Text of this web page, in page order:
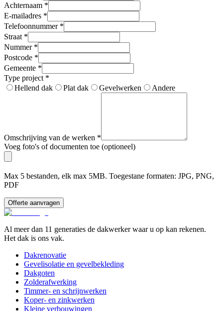
Achternaam *
E-mailadres *
Telefoonnummer *
Straat *
Nummer *
Postcode *
Gemeente *
Type project *
Hellend dak
Plat dak Gevelwerken Andere
Omschrijving van de werken *
Voeg foto's of documenten toe (optioneel)
Max 5 bestanden, elk max 5MB. Toegestane formaten: JPG, PNG,
PDF
Offerte aanvragen
Al meer dan 11 generaties de dakwerker waar u op kan rekenen.
Het dak is ons vak.
Dakrenovatie
Gevelisolatie en gevelbekleding
Dakgoten
Zolderafwerking
Timmer- en schrijnwerken
Koper- en zinkwerken
Kleine verbouwingen